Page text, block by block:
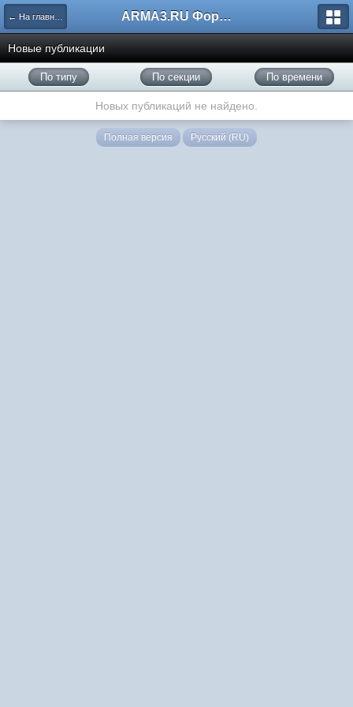
← На главную ARMA3.RU Форум
Новые публикации
По типу По секции По времени
Новых публикаций не найдено.
Полная версия Русский (RU)